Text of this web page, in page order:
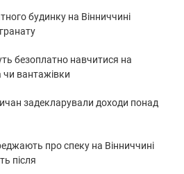
будинку на Вінниччині
безоплатно навчитися на
чи вантажівки
задекларували доходи понад
про спеку на Вінниччині
після